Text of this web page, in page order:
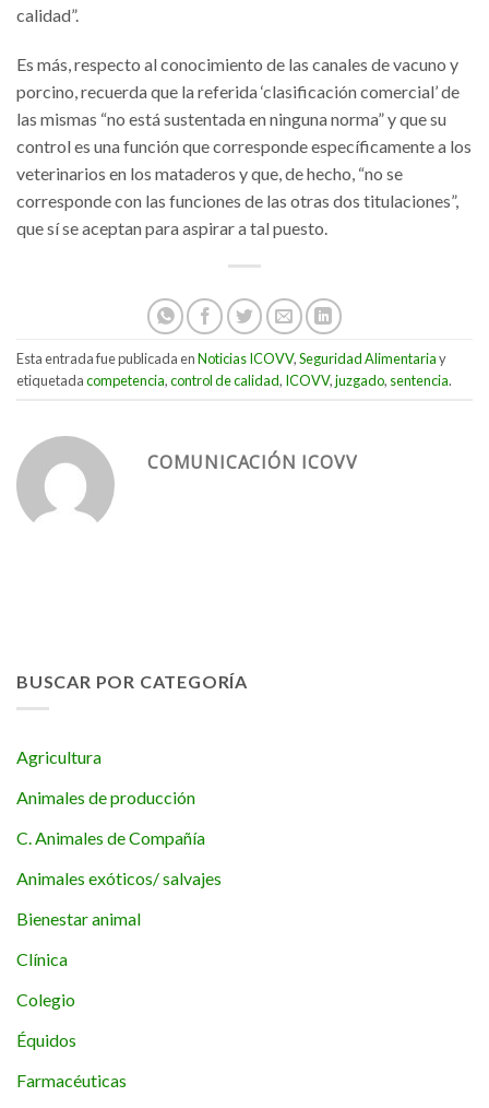
calidad”.
Es más, respecto al conocimiento de las canales de vacuno y
porcino, recuerda que la referida ‘clasificación comercial’ de
las mismas “no está sustentada en ninguna norma” y que su
control es una función que corresponde específicamente a los
veterinarios en los mataderos y que, de hecho, “no se
corresponde con las funciones de las otras dos titulaciones”,
que sí se aceptan para aspirar a tal puesto.
Esta entrada fue publicada enNoticias ICOVV,Seguridad Alimentariay
etiquetadacompetencia,control de calidad, ICOVV,juzgado, sentencia.
COMUNICACIÓN ICOVV
BUSCAR POR CATEGORÍA
Agricultura
Animales de producción
C. Animales de Compañía
Animales exóticos/ salvajes
Bienestar animal
Clínica
Colegio
Équidos
Farmacéuticas